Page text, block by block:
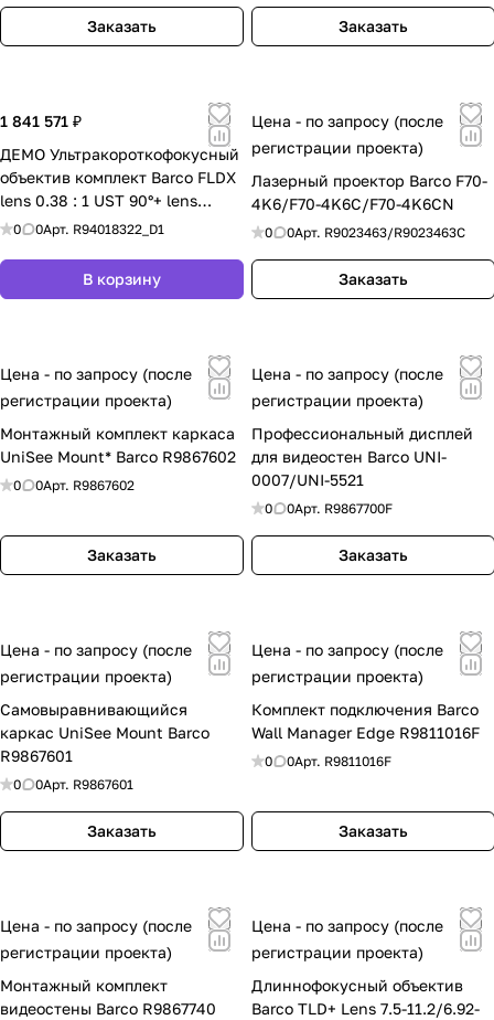
визуализация или корпоративный объект.
Яркость, формат изображения, режим
эксплуатации и интеграция с текущей AV-
средой.
03
Сравнивать по сценарию
Сравнивайте оборудование по реальному
сценарию использования, а не только по
узнаваемости бренда.
Если проект включает несколько зон,
подбирайте решение сразу как часть общей
архитектуры.
Нужно подобрать Barco под объект в
Москве?
Опишите тип помещения, задачу
визуализации, требования к изображению и
существующую AV-инфраструктуру.
и системы совместной работы Barco для
вашего проекта.
Запросить подбор
Часто задаваемые вопросы по Barco
Для каких объектов чаще всего выбирают
Barco?
Чаще всего бренд рассматривают для
переговорных, диспетчерских, проекторных
Barco подходит только для крупных
проектов?
Нет. Решения бренда востребованы и в
отдельных переговорных комнатах, и в более
Заказать Заказать
1 841 571 ₽
ДЕМО Ультракороткофокусный
объектив комплект Barco FLDX
lens 0.38 : 1 UST 90°+ lens
support + F80 Lens adapter
0 0Арт. R94018322_D1
В корзину
Цена - по запросу (после
регистрации проекта)
Лазерный проектор Barco F70-
4K6/F70-4K6C/F70-4K6CN
0 0Арт. R9023463/R9023463С
Заказать
Цена - по запросу (после
регистрации проекта)
Монтажный комплект каркаса
UniSee Mount* Barco R9867602
0 0Арт. R9867602
Заказать
Цена - по запросу (после
регистрации проекта)
Профессиональный дисплей
для видеостен Barco UNI-
0007/UNI-5521
0 0Арт. R9867700F
Заказать
Цена - по запросу (после
регистрации проекта)
Самовыравнивающийся
каркас UniSee Mount Barco
R9867601
0 0Арт. R9867601
Заказать
Цена - по запросу (после
регистрации проекта)
Комплект подключения Barco
Wall Manager Edge R9811016F
0 0Арт. R9811016F
Заказать
Цена - по запросу (после
регистрации проекта)
Монтажный комплект
видеостены Barco R9867740
Цена - по запросу (после
регистрации проекта)
Длиннофокусный объектив
Barco TLD+ Lens 7.5-11.2/6.92-